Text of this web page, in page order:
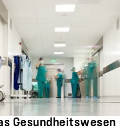
Gesundheitswesen